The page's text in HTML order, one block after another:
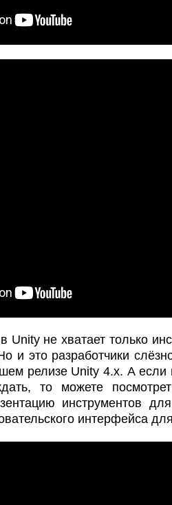
Unity не хватает только
и это разработчики
релизе Unity 4.x. А
то можете
инструментов
интерфейса